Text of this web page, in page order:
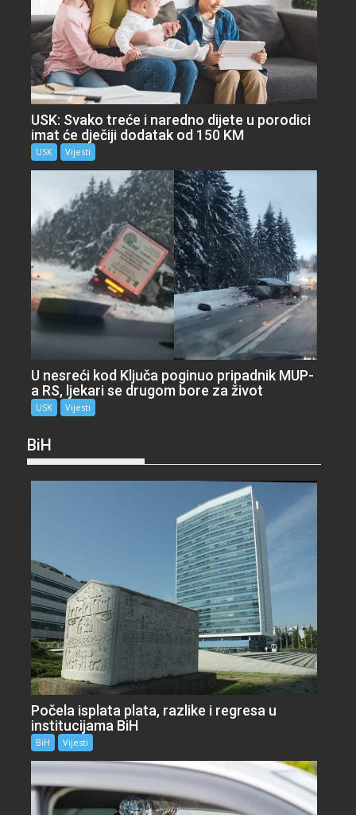
USK: Svako treće i naredno dijete u porodici
imat će dječiji dodatak od 150 KM
USK Vijesti
U nesreći kod Ključa poginuo pripadnik MUP-
a RS, ljekari se drugom bore za život
USK Vijesti
BiH
Počela isplata plata, razlike i regresa u
institucijama BiH
BiH Vijesti